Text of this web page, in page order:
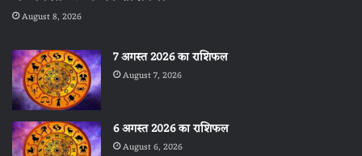
August 8, 2026
7 अगस्त 2026 का राशिफल
August 7, 2026
6 अगस्त 2026 का राशिफल
August 6, 2026